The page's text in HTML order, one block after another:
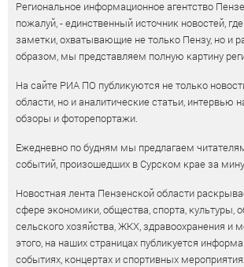
Региональное информационное агентство
пожалуй, - единственный источник новостей,
заметки, охватывающие не только Пензу, но и
образом, мы представляем полную картину
На сайте РИА ПО публикуются не только
области, но и аналитические статьи, интервью
обзоры и фоторепортажи.
Ежедневно по будням мы предлагаем
событий, произошедших в Сурском крае за
Новостная лента Пензенской области
сфере экономики, общества, спорта, культуры,
сельского хозяйства, ЖКХ, здравоохранения
этого, на наших страницах публикуется
событиях, концертах и спортивных